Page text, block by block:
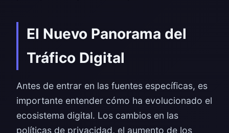
El Nuevo Panorama del
Tráfico Digital
Antes de entrar en las fuentes específicas, es
importante entender cómo ha evolucionado el
ecosistema digital. Los cambios en las
políticas de privacidad, el aumento de los